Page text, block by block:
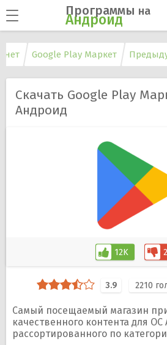
Программы на
Андроид
Google Play Маркет
Скачать Google Play
Андроид
12K
3.9 2210
Самый посещаемый магазин
качественного контента для ОС
рассортированного по